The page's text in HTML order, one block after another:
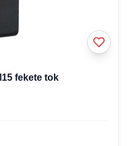
fekete tok